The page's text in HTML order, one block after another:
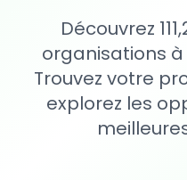
Découvrez
organisations
Trouvez votre
explorez les